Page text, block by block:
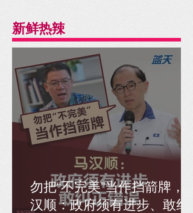
新鲜热辣
勿把“不完美”当作挡箭牌，马
汉顺：政府须有进步、敢纠